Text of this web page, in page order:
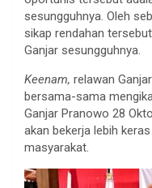
sesungguhnya. Oleh
sikap rendahan
Ganjar sesungguhnya.
Keenam, relawan
bersama-sama
Ganjar Pranowo 28
akan bekerja lebih
masyarakat.